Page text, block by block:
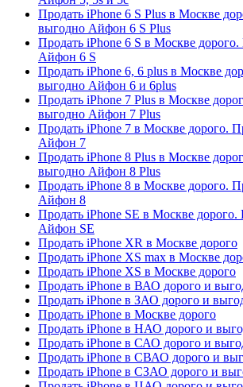
Продать iPhone 6 S Plus в Москве
выгодно Айфон 6 S Plus
Продать iPhone 6 S в Москве
Айфон 6 S
Продать iPhone 6, 6 plus в Москве
выгодно Айфон 6 и 6plus
Продать iPhone 7 Plus в Москве
выгодно Айфон 7 Plus
Продать iPhone 7 в Москве дорого.
Айфон 7
Продать iPhone 8 Plus в Москве
выгодно Айфон 8 Plus
Продать iPhone 8 в Москве дорого.
Айфон 8
Продать iPhone SE в Москве
Айфон SE
Продать iPhone XR в Москве дорого
Продать iPhone XS max в Москве
Продать iPhone XS в Москве дорого
Продать iPhone в ВАО дорого и
Продать iPhone в ЗАО дорого и
Продать iPhone в Москве дорого
Продать iPhone в НАО дорого и
Продать iPhone в САО дорого и
Продать iPhone в СВАО дорого и
Продать iPhone в СЗАО дорого и